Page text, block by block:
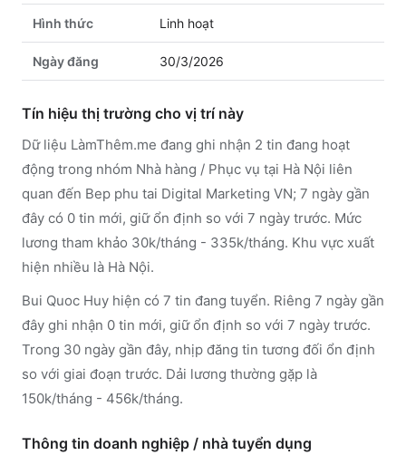
Hình thức Linh hoạt
Ngày đăng 30/3/2026
Tín hiệu thị trường cho vị trí này
Dữ liệu LàmThêm.me đang ghi nhận 2 tin đang hoạt
động trong nhóm Nhà hàng / Phục vụ tại Hà Nội liên
quan đến Bep phu tai Digital Marketing VN; 7 ngày gần
đây có 0 tin mới, giữ ổn định so với 7 ngày trước. Mức
lương tham khảo 30k/tháng - 335k/tháng. Khu vực xuất
hiện nhiều là Hà Nội.
Bui Quoc Huy hiện có 7 tin đang tuyển. Riêng 7 ngày gần
đây ghi nhận 0 tin mới, giữ ổn định so với 7 ngày trước.
Trong 30 ngày gần đây, nhịp đăng tin tương đối ổn định
so với giai đoạn trước. Dải lương thường gặp là
150k/tháng - 456k/tháng.
Thông tin doanh nghiệp / nhà tuyển dụng